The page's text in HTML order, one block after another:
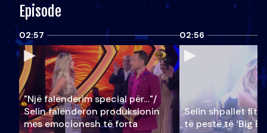
Episode
02:57
"Një falenderim special për…"/
Selin falënderon produksionin
mes emocionesh të forta
02:56
Selin shpallet
të pestë të ‘Big